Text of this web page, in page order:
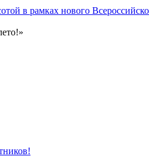
в рамках нового